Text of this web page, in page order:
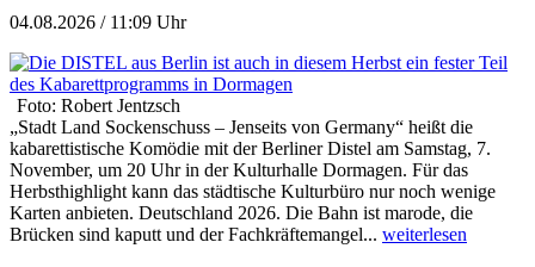
04.08.2026 / 11:09 Uhr
Foto: Robert Jentzsch
„Stadt Land Sockenschuss – Jenseits von Germany“ heißt die
kabarettistische Komödie mit der Berliner Distel am Samstag, 7.
November, um 20 Uhr in der Kulturhalle Dormagen. Für das
Herbsthighlight kann das städtische Kulturbüro nur noch wenige
Karten anbieten. Deutschland 2026. Die Bahn ist marode, die
Brücken sind kaputt und der Fachkräftemangel... weiterlesen